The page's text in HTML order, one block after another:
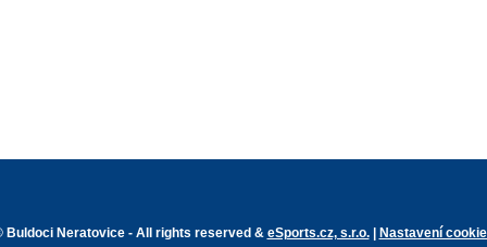
Buldoci Neratovice - All rights reserved & eSports.cz, s.r.o.| Nastavení